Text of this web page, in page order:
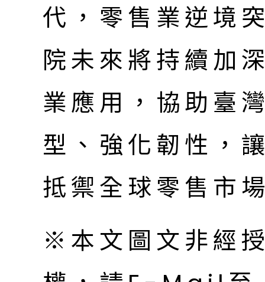
代，零售業逆境
院未來將持續加
業應用，協助臺
型、強化韌性，
抵禦全球零售市
※本文圖文非經